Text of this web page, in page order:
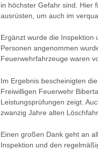
in höchster Gefahr sind. Hier
ausrüsten, um auch im
Ergänzt wurde die Inspektion
Personen angenommen
Feuerwehrfahrzeuge waren
Im Ergebnis bescheinigten
Freiwilligen Feuerwehr
Leistungsprüfungen zeigt.
zwanzig Jahre alten
Einen großen Dank geht an
Inspektion und den